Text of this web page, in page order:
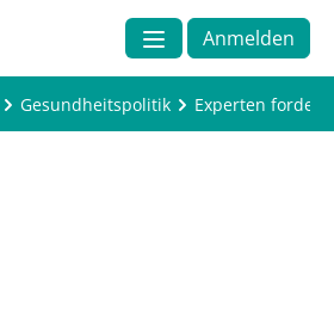
Anmelden
Gesundheitspolitik Experten